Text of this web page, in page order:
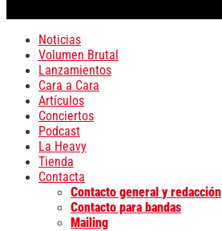
Noticias
Volumen Brutal
Lanzamientos
Cara a Cara
Artículos
Conciertos
Podcast
La Heavy
Tienda
Contacta
Contacto general y redacción
Contacto para bandas
Mailing